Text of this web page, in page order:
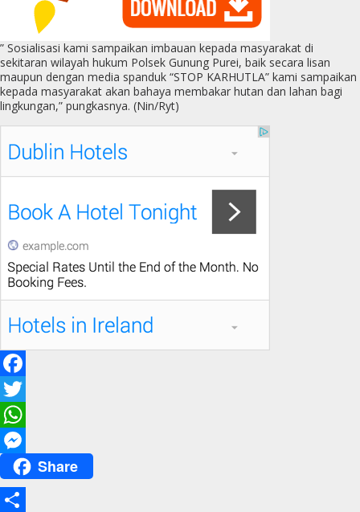
” Sosialisasi kami sampaikan imbauan kepada masyarakat di
sekitaran wilayah hukum Polsek Gunung Purei, baik secara lisan
maupun dengan media spanduk “STOP KARHUTLA” kami sampaikan
kepada masyarakat akan bahaya membakar hutan dan lahan bagi
lingkungan,” pungkasnya. (Nin/Ryt)
F
a
c
b
T
w
t
W
a
e
Share